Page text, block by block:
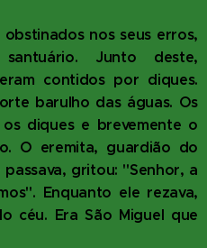
nos seus erros,
Junto deste,
contidos por diques.
barulho das águas. Os
diques e brevemente o
O eremita, guardião do
gritou: "Senhor, a
Enquanto ele rezava,
céu. Era São Miguel que